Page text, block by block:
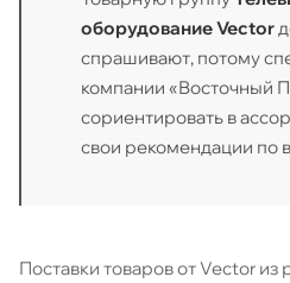
оборудование Vector
спрашивают, потому
компании «Восточный
сориентировать в
свои рекомендации по
Поставки товаров от Vector из